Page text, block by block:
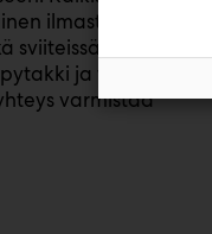
ilmastointi, Top
sviiteissä on lisäksi
ja tossut.
varmistaa